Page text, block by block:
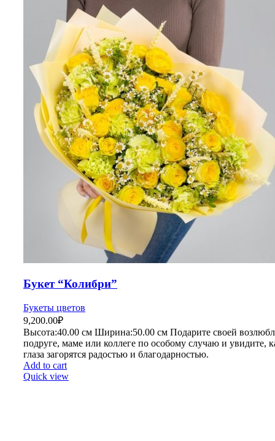
Букет “Колибри”
Букеты цветов
9,200.00₽
Высота:40.00 см Ширина:50.00 см Подарите своей
подруге, маме или коллеге по особому случаю и увидите,
глаза загорятся радостью и благодарностью.
Add to cart
Quick view